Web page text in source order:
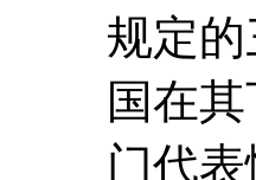
规定
国在
门代